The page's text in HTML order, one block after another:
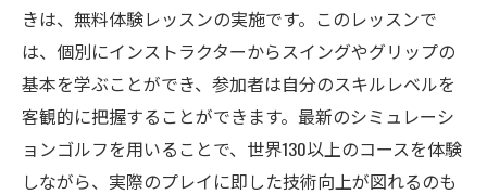
きは、無料体験レッスンの実施です。このレッスンで
は、個別にインストラクターからスイングやグリップの
基本を学ぶことができ、参加者は自分のスキルレベルを
客観的に把握することができます。最新のシミュレーシ
ョンゴルフを用いることで、世界130以上のコースを体験
しながら、実際のプレイに即した技術向上が図れるのも